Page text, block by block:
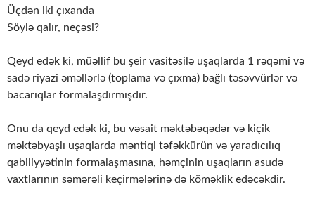
Üçdən iki çıxanda
Söylə qalır, neçəsi?
Qeyd edək ki, müəllif bu şeir vasitəsilə uşaqlarda 1 rəqəmi və
sadə riyazi əməllərlə (toplama və çıxma) bağlı təsəvvürlər və
bacarıqlar formalaşdırmışdır.
Onu da qeyd edək ki, bu vəsait məktəbəqədər və kiçik
məktəbyaşlı uşaqlarda məntiqi təfəkkürün və yaradıcılıq
qabiliyyətinin formalaşmasına, həmçinin uşaqların asudə
vaxtlarının səmərəli keçirmələrinə də köməklik edəcəkdir.